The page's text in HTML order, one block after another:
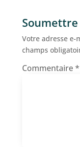
Votre adresse e-
champs
Commentaire*